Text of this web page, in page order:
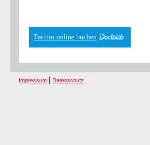
Termin online buchen
Impressum | Datenschutz